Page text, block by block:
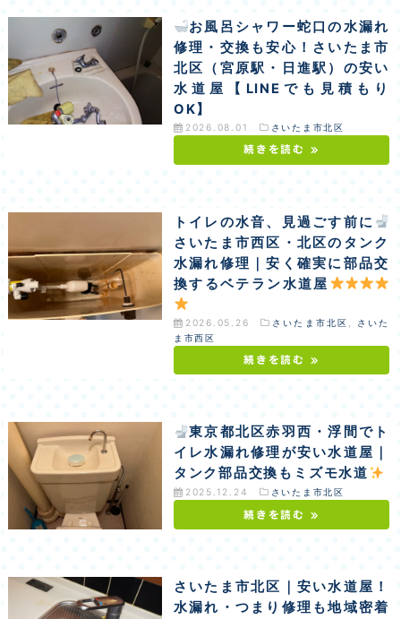
お風呂シャワー蛇口の水漏れ
修理・交換も安心！さいたま市
北区（宮原駅・日進駅）の安い
水道屋【LINEでも見積もり
OK】
2026.08.01 さいたま市北区
続きを読む »
トイレの水音、見過ごす前に
さいたま市西区・北区のタンク
水漏れ修理｜安く確実に部品交
換するベテラン水道屋
2026.05.26 さいたま市北区
さいた
ま市西区
続きを読む »
東京都北区赤羽西・浮間でト
イレ水漏れ修理が安い水道屋｜
タンク部品交換もミズモ水道
2025.12.24 さいたま市北区
続きを読む »
さいたま市北区｜安い水道屋！
水漏れ・つまり修理も地域密着